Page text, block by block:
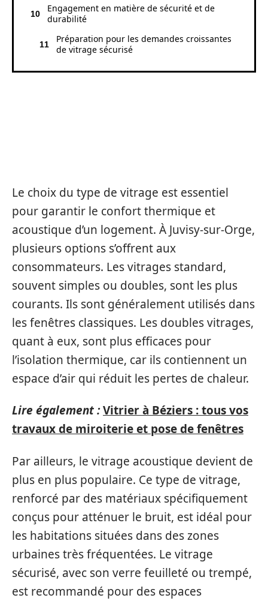
Engagement en matière de sécurité et de
durabilité
Préparation pour les demandes croissantes
de vitrage sécurisé
Le choix du type de vitrage est essentiel
pour garantir le confort thermique et
acoustique d’un logement. À Juvisy-sur-Orge,
plusieurs options s’offrent aux
consommateurs. Les vitrages standard,
souvent simples ou doubles, sont les plus
courants. Ils sont généralement utilisés dans
les fenêtres classiques. Les doubles vitrages,
quant à eux, sont plus efficaces pour
l’isolation thermique, car ils contiennent un
espace d’air qui réduit les pertes de chaleur.
Lire également :Vitrier à Béziers : tous vos
travaux de miroiterie et pose de fenêtres
Par ailleurs, le vitrage acoustique devient de
plus en plus populaire. Ce type de vitrage,
renforcé par des matériaux spécifiquement
conçus pour atténuer le bruit, est idéal pour
les habitations situées dans des zones
urbaines très fréquentées. Le vitrage
sécurisé, avec son verre feuilleté ou trempé,
est recommandé pour des espaces